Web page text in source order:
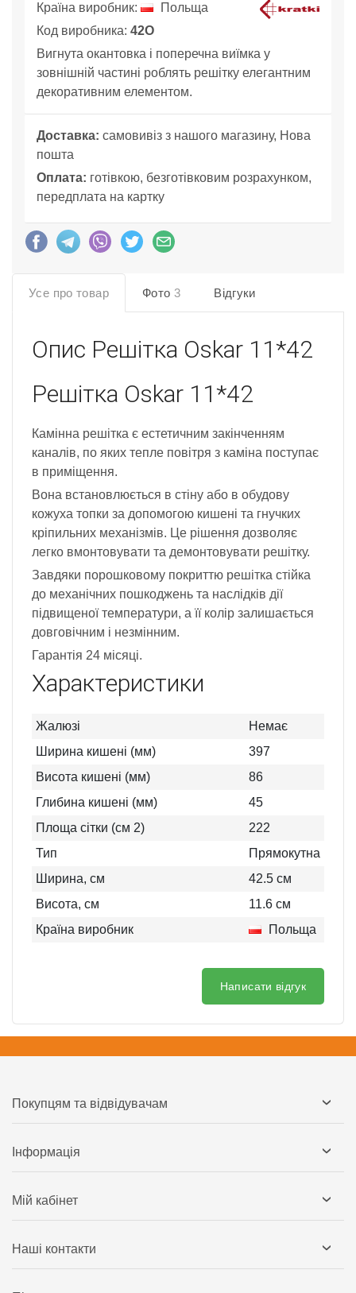
Країна виробник:
Польща
Код виробника: 42O
Вигнута окантовка і поперечна виїмка у
зовнішній частині роблять решітку елегантним
декоративним елементом.
Доставка: самовивіз з нашого магазину, Нова
пошта
Оплата: готівкою, безготівковим розрахунком,
передплата на картку
Усе про товар Фото 3 Відгуки
Опис Решітка Oskar 11*42
Решітка Oskar 11*42
Камінна решітка є естетичним закінченням
каналів, по яких тепле повітря з каміна поступає
в приміщення.
Вона встановлюється в стіну або в обудову
кожуха топки за допомогою кишені та гнучких
кріпильних механізмів. Це рішення дозволяє
легко вмонтовувати та демонтовувати решітку.
Завдяки порошковому покриттю решітка стійка
до механічних пошкоджень та наслідків дії
підвищеної температури, а її колір залишається
довговічним і незмінним.
Гарантія 24 місяці.
Характеристики
Жалюзі
Немає
Ширина кишені (мм)
397
Висота кишені (мм)
86
Глибина кишені (мм)
45
Площа сітки (см 2)
222
Тип
Прямокутна
Ширина, см
42.5 см
Висота, см
11.6 см
Країна виробник
Польща
Написати відгук
Покупцям та відвідувачам
Інформація
Мій кабінет
Наші контакти